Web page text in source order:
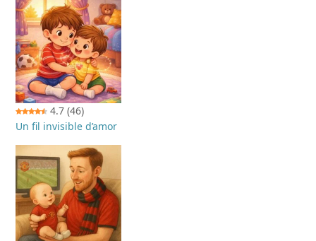
4.7 (46)
Un fil invisible d’amor